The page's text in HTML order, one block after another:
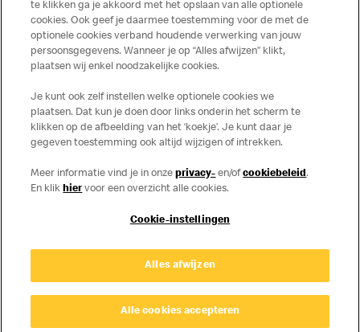
Over ons
Services
Contact
Privacy Cookies
te klikken ga je akkoord met het opslaan van alle optionele
cookies. Ook geef je daarmee toestemming voor de met de
optionele cookies verband houdende verwerking van jouw
persoonsgegevens. Wanneer je op “Alles afwijzen” klikt,
plaatsen wij enkel noodzakelijke cookies.
Je kunt ook zelf instellen welke optionele cookies we
plaatsen. Dat kun je doen door links onderin het scherm te
klikken op de afbeelding van het ‘koekje’. Je kunt daar je
gegeven toestemming ook altijd wijzigen of intrekken.
Meer informatie vind je in onzeprivacy- en/ofcookiebeleid.
En klikhier voor een overzicht alle cookies.
Cookie-instellingen
Alles afwijzen
Alle cookies accepteren